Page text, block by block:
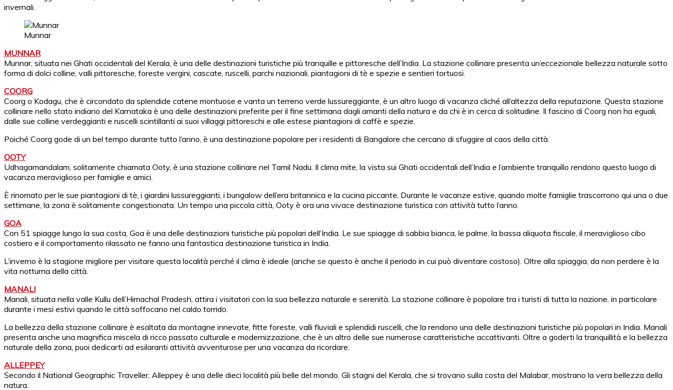
invernali.
Munnar
MUNNAR
Munnar, situata nei Ghati occidentali del Kerala, è una delle destinazioni turistiche più tranquille e pittoresche dell’India. La stazione collinare presenta un’eccezionale bellezza naturale sotto
forma di dolci colline, valli pittoresche, foreste vergini, cascate, ruscelli, parchi nazionali, piantagioni di tè e spezie e sentieri tortuosi.
COORG
Coorg o Kodagu, che è circondato da splendide catene montuose e vanta un terreno verde lussureggiante, è un altro luogo di vacanza cliché all’altezza della reputazione. Questa stazione
collinare nello stato indiano del Karnataka è una delle destinazioni preferite per il fine settimana dagli amanti della natura e da chi è in cerca di solitudine. Il fascino di Coorg non ha eguali,
dalle sue colline verdeggianti e ruscelli scintillanti ai suoi villaggi pittoreschi e alle estese piantagioni di caffè e spezie.
Poiché Coorg gode di un bel tempo durante tutto l’anno, è una destinazione popolare per i residenti di Bangalore che cercano di sfuggire al caos della città.
OOTY
Udhagamandalam, solitamente chiamata Ooty, è una stazione collinare nel Tamil Nadu. Il clima mite, la vista sui Ghati occidentali dell’India e l’ambiente tranquillo rendono questo luogo di
vacanza meraviglioso per famiglie e amici.
È rinomato per le sue piantagioni di tè, i giardini lussureggianti, i bungalow dell’era britannica e la cucina piccante. Durante le vacanze estive, quando molte famiglie trascorrono qui una o due
settimane, la zona è solitamente congestionata. Un tempo una piccola città, Ooty è ora una vivace destinazione turistica con attività tutto l’anno.
GOA
Con 51 spiagge lungo la sua costa, Goa è una delle destinazioni turistiche più popolari dell’India. Le sue spiagge di sabbia bianca, le palme, la bassa aliquota fiscale, il meraviglioso cibo
costiero e il comportamento rilassato ne fanno una fantastica destinazione turistica in India.
L’inverno è la stagione migliore per visitare questa località perché il clima è ideale (anche se questo è anche il periodo in cui può diventare costoso). Oltre alla spiaggia, da non perdere è la
vita notturna della città.
MANALI
Manali, situata nella valle Kullu dell’Himachal Pradesh, attira i visitatori con la sua bellezza naturale e serenità. La stazione collinare è popolare tra i turisti di tutta la nazione, in particolare
durante i mesi estivi quando le città soffocano nel caldo torrido.
La bellezza della stazione collinare è esaltata da montagne innevate, fitte foreste, valli fluviali e splendidi ruscelli, che la rendono una delle destinazioni turistiche più popolari in India. Manali
presenta anche una magnifica miscela di ricco passato culturale e modernizzazione, che è un altro delle sue numerose caratteristiche accattivanti. Oltre a goderti la tranquillità e la bellezza
naturale della zona, puoi dedicarti ad esilaranti attività avventurose per una vacanza da ricordare.
ALLEPPEY
Secondo il National Geographic Traveller, Alleppey è una delle dieci località più belle del mondo. Gli stagni del Kerala, che si trovano sulla costa del Malabar, mostrano la vera bellezza della
natura.